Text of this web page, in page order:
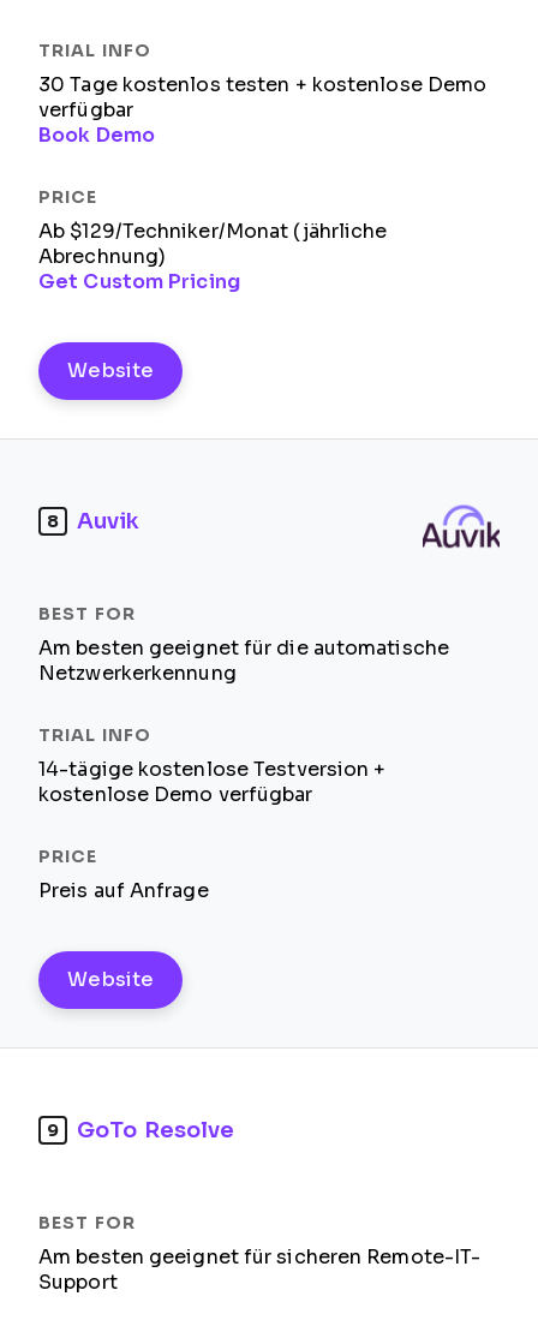
30 Tage kostenlos testen + kostenlose Demo
verfügbar
Book Demo
Ab $129/Techniker/Monat (jährliche
Abrechnung)
Get Custom Pricing
Website
8 Auvik
Am besten geeignet für die automatische
Netzwerkerkennung
14-tägige kostenlose Testversion +
kostenlose Demo verfügbar
Preis auf Anfrage
Website
9 GoTo Resolve
Am besten geeignet für sicheren Remote-IT-
Support